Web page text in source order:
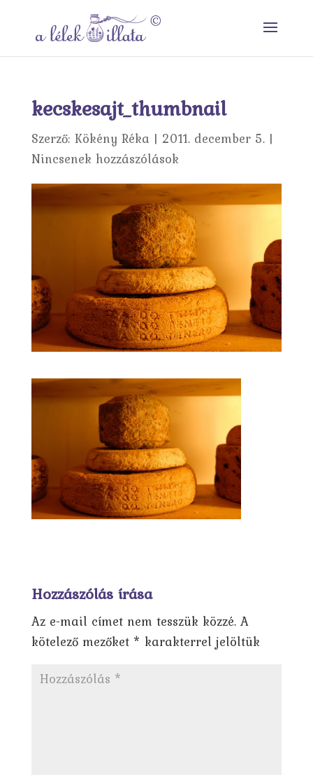
kecskesajt_thumbnail
Szerző: Kökény Réka | 2011. december 5.|
Nincsenek hozzászólások
Hozzászólás írása
Az e-mail címet nem tesszük közzé. A
kötelező mezőket * karakterrel jelöltük